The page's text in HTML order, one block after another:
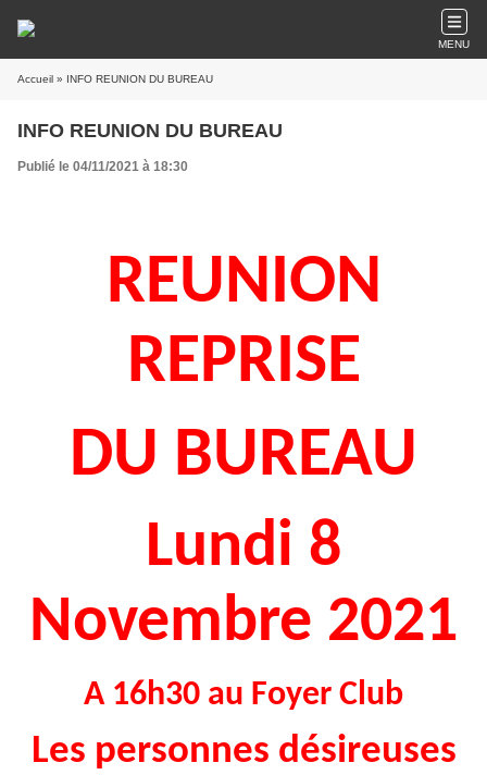
MENU
Accueil » INFO REUNION DU BUREAU
INFO REUNION DU BUREAU
Publié le 04/11/2021 à 18:30
REUNION
REPRISE
DU BUREAU
Lundi 8
Novembre 2021
A 16h30 au Foyer Club
Les personnes désireuses